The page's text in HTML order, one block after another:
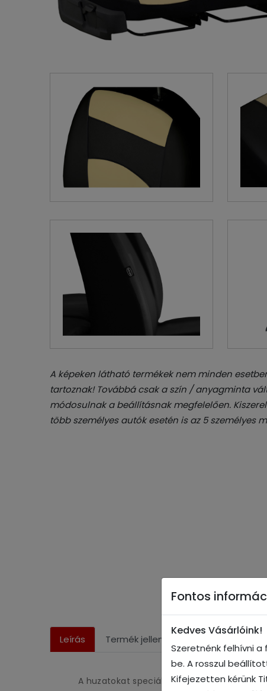
A képeken látható termékek nem minden
tartoznak! Továbbá csak a szín / anyagminta
módosulnak a beállításnak megfelelően.
több személyes autók esetén is az 5 személyes
Leírás Termék jellemzői
A huzatokat speciálisan ehhez a
Fontos
Kedves Vásárlóink!
Szeretnénk felhívni
be. A rosszul
Kifejezetten kérünk